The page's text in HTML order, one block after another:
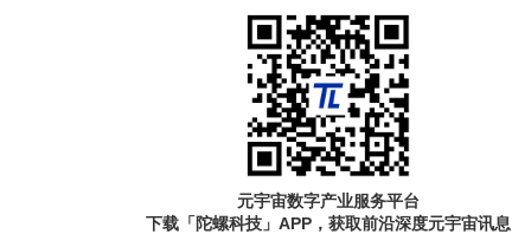
元宇宙数字产业服务平台
下载「陀螺科技」APP，获取前沿深度元宇宙讯息